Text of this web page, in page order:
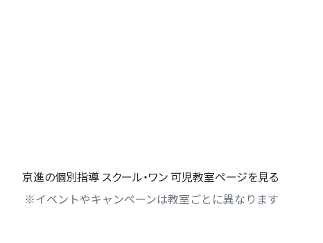
京進の個別指導 スクール・ワン 可児教室ページを見る
※イベントやキャンペーンは教室ごとに異なります